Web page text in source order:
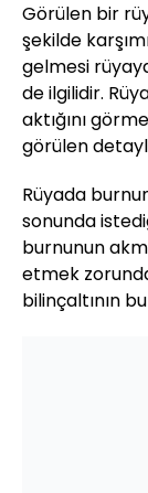
Görülen bir
şekilde
gelmesi
de ilgilidir.
aktığını
görülen
Rüyada
sonunda
burnunun
etmek
bilinçaltının